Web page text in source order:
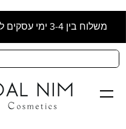
משלוח בין 3-4 ימי עסקים לכל הארץ!